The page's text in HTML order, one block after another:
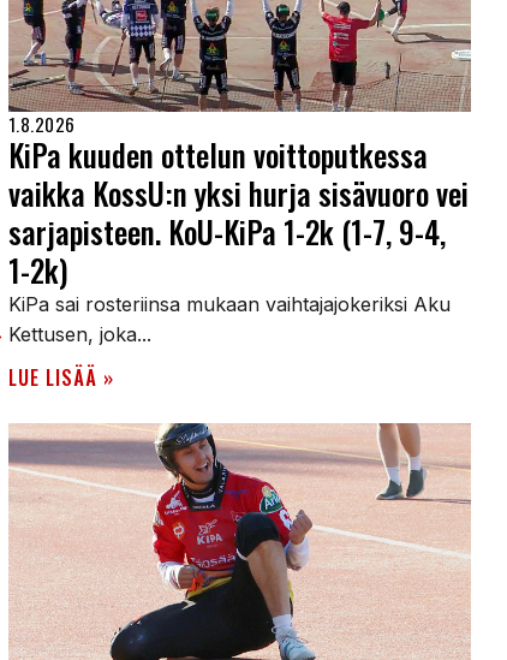
1.8.2026
KiPa kuuden ottelun voittoputkessa
vaikka KossU:n yksi hurja sisävuoro vei
sarjapisteen. KoU-KiPa 1-2k (1-7, 9-4,
1-2k)
KiPa sai rosteriinsa mukaan vaihtajajokeriksi Aku
Kettusen, joka...
LUE LISÄÄ »